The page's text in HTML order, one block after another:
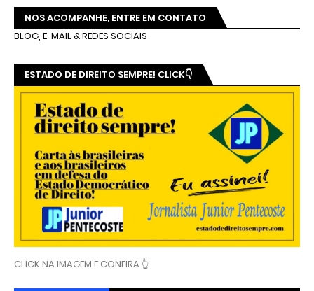
NOS ACOMPANHE, ENTRE EM CONTATO
BLOG, E-MAIL & REDES SOCIAIS
ESTADO DE DIREITO SEMPRE! CLICK👇
CLICK NA IMAGEM E CONFIRA 👆